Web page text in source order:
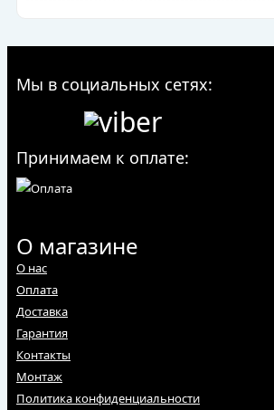
Мы в социальных сетях:
Принимаем к оплате:
О магазине
О нас
Оплата
Доставка
Гарантия
Контакты
Монтаж
Политика конфиденциальности